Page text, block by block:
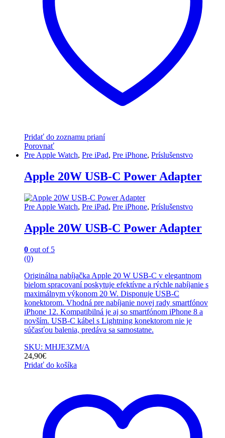
Pridať do zoznamu prianí
Porovnať
Pre Apple Watch, Pre iPad, Pre iPhone, Príslušenstvo
Apple 20W USB-C Power Adapter
Pre Apple Watch, Pre iPad, Pre iPhone, Príslušenstvo
Apple 20W USB-C Power Adapter
0 out of 5
(0)
Originálna nabíjačka Apple 20 W USB-C v elegantnom
bielom spracovaní poskytuje efektívne a rýchle nabíjanie s
maximálnym výkonom 20 W. Disponuje USB-C
konektorom. Vhodná pre nabíjanie novej rady smartfónov
iPhone 12. Kompatibilná je aj so smartfónom iPhone 8 a
novším. USB-C kábel s Lightning konektorom nie je
súčasťou balenia, predáva sa samostatne.
SKU: MHJE3ZM/A
24,90€
Pridať do košíka